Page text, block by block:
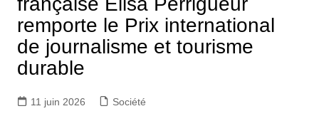
remporte le Prix international
de journalisme et tourisme
durable
11 juin 2026 Société